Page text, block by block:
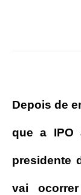
Depois de
que a IPO
presidente
vai